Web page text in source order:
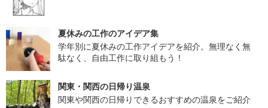
夏休みの工作のアイデア集
学年別に夏休みの工作アイデアを紹介。無理なく無
駄なく、自由工作に取り組もう！
関東・関西の日帰り温泉
関東や関西の日帰りできるおすすめの温泉をご紹介